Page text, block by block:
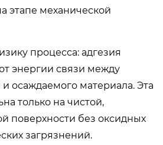
этапе механической
процесса: адгезия
энергии связи между
осаждаемого материала. Эта
только на чистой,
поверхности без оксидных
загрязнений.